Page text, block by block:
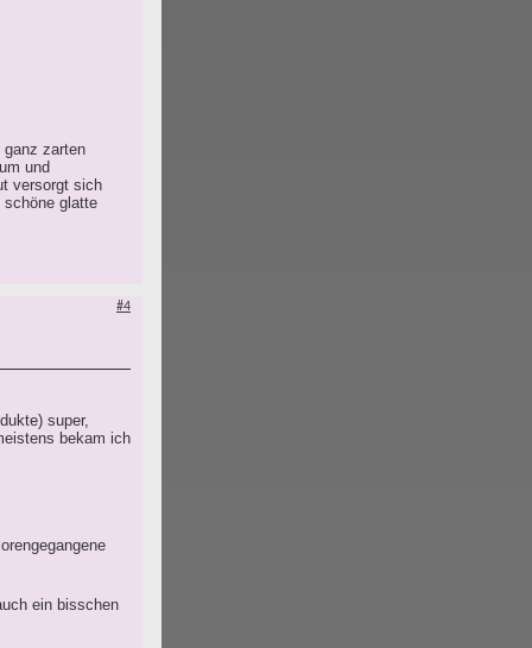
zarten
und
versorgt sich
schöne glatte
#4
super,
bekam ich
ein bisschen